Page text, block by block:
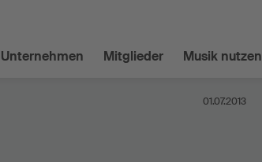
Unternehmen Mitglieder Musik nutzen
01.07.2013